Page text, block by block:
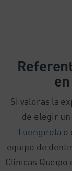
Si valoras la
de elegir un
Fuengirola o
equipo de
Clínicas